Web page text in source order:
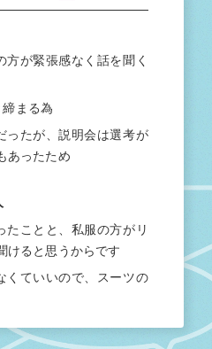
が緊張感なく話を聞く
まる為
ったが、説明会は選考が
あったため
たことと、私服の方がリ
けると思うからです
くていいので、スーツの